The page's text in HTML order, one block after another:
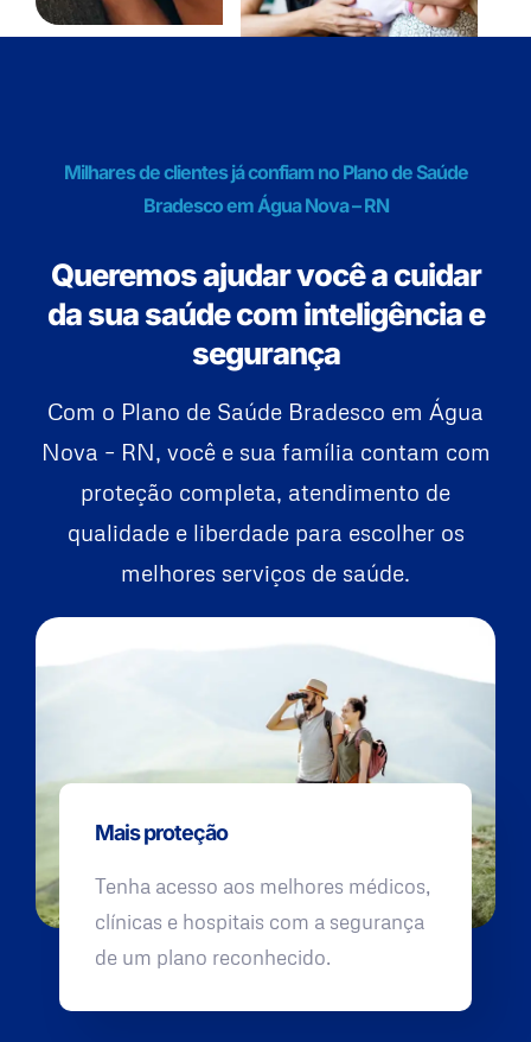
Milhares de clientes já confiam no Plano de Saúde
Bradesco em Água Nova – RN
Queremos ajudar você a cuidar
da sua saúde com inteligência e
segurança
Com o Plano de Saúde Bradesco em Água
Nova – RN, você e sua família contam com
proteção completa, atendimento de
qualidade e liberdade para escolher os
melhores serviços de saúde.
Mais proteção
Tenha acesso aos melhores médicos,
clínicas e hospitais com a segurança
de um plano reconhecido.